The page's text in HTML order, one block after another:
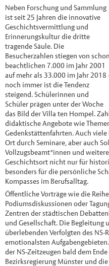
Neben Forschung und Sammlung
ist seit 25 Jahren die innovative
Geschichtsvermittlung und
Erinnerungskultur die dritte
tragende Säule. Die
Besucherzahlen stiegen von schon
beachtlichen 7.000 im Jahr 2001
auf mehr als 33.000 im Jahr 2018
noch immer ist die Tendenz
steigend. Schülerinnen und
Schüler prägen unter der Woche
das Bild der Villa ten Hompel.
didaktische Angebote wie
Gedenkstättenfahrten. Auch
Ort durch Seminare, aber auch
Vollzugsbeamt*innen und
Geschichtsort nicht nur für
besonders für die persönliche
Kompasses im Berufsalltag.
Öffentliche Vorträge wie die
Podiumsdiskussionen oder
Zentren der städtischen
und Gesellschaft. Die Begleitung
überlebenden Verfolgten des NS-
emotionalsten
der NS-Zeitzeugen bald dem
Bezirksregierung Münster und